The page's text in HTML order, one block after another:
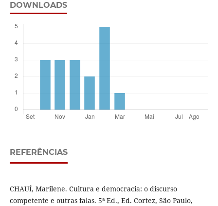
DOWNLOADS
REFERÊNCIAS
CHAUÍ, Marilene. Cultura e democracia: o discurso
competente e outras falas. 5ª Ed., Ed. Cortez, São Paulo,